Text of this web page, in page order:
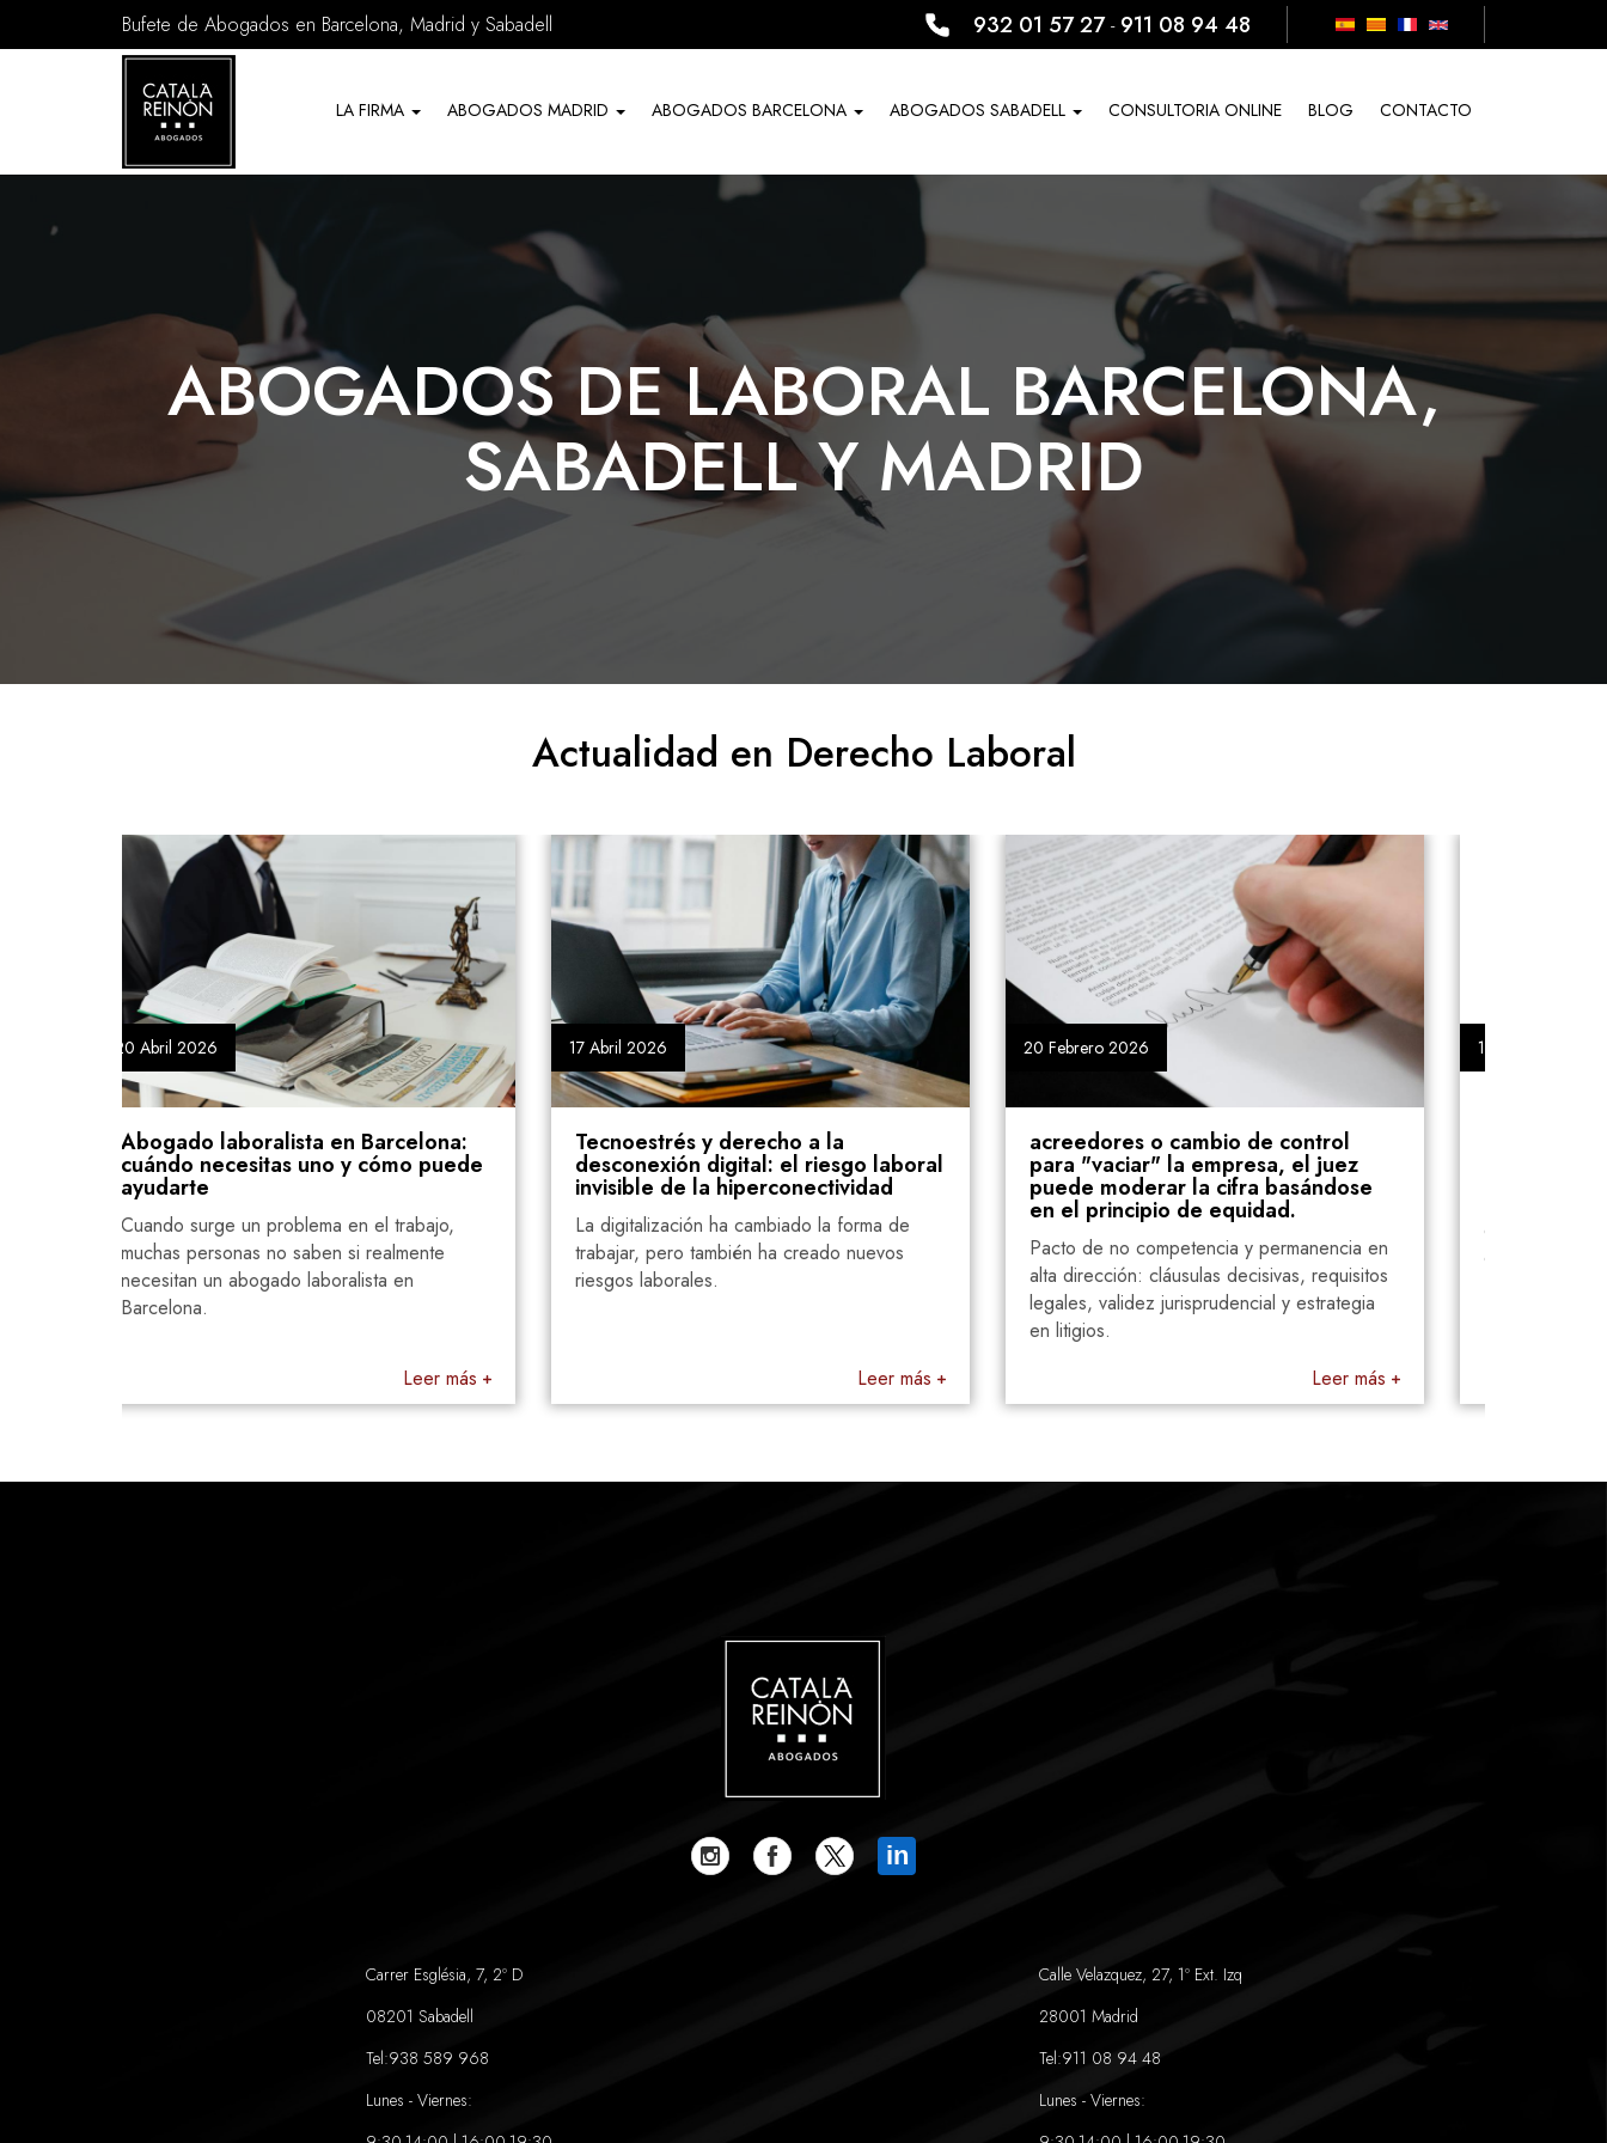
Bufete de Abogados en Barcelona, Madrid y Sabadell 932 01 57 27- 911 08 94 48
de
LA FIRMA ABOGADOS MADRID ABOGADOS BARCELONA ABOGADOS SABADELL CONSULTORIA ONLINE BLOG CONTACTO
ABOGADOS DE LABORAL BARCELONA,
SABADELL Y MADRID
Actualidad en Derecho Laboral
en Barcelona:
uno y cómo puede
problema en el trabajo,
no saben si realmente
laboralista en
17 Abril 2026
Tecnoestrés y derecho a la
desconexión digital: el riesgo laboral
invisible de la hiperconectividad
La digitalización ha cambiado la forma de
trabajar, pero también ha creado nuevos
riesgos laborales.
20 Febrero 2026
acreedores o cambio de control
para "vaciar" la empresa, el juez
puede moderar la cifra basándose
en el principio de equidad.
Pacto de no competencia y permanencia en
alta dirección: cláusulas decisivas, requisitos
legales, validez jurisprudencial y estrategia
El Mejor Abogado en Incapacidades
Laborales en Madrid
La incapacidad laboral es una situación en la
que un trabajador, debido a una enfermedad
o accidente, no puede desempeñar sus
funciones laborales h
in
Carrer Església, 7, 2º D
08201 Sabadell
Tel:938 589 968
Lunes - Viernes:
Calle Velazquez, 27, 1º Ext. Izq
28001 Madrid
Tel:911 08 94 48
Lunes - Viernes: